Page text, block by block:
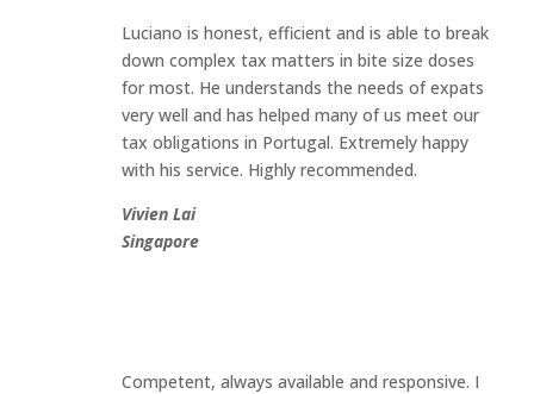
Luciano is honest, efficient and is able to break
down complex tax matters in bite size doses
for most. He understands the needs of expats
very well and has helped many of us meet our
tax obligations in Portugal. Extremely happy
with his service. Highly recommended.
Vivien Lai
Singapore
Competent, always available and responsive. I